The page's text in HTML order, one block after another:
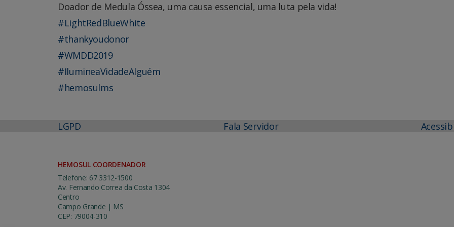
Doador de Medula Óssea, uma causa essencial, uma luta pela vida!
#LightRedBlueWhite
#thankyoudonor
#WMDD2019
#IlumineaVidadeAlguém
#hemosulms
LGPD Fala Servidor
HEMOSUL COORDENADOR
Telefone: 67 3312-1500
Av. Fernando Correa da Costa 1304
Centro
Campo Grande | MS
CEP: 79004-310